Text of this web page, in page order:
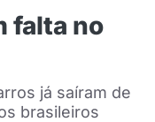
falta no
já saíram de
brasileiros